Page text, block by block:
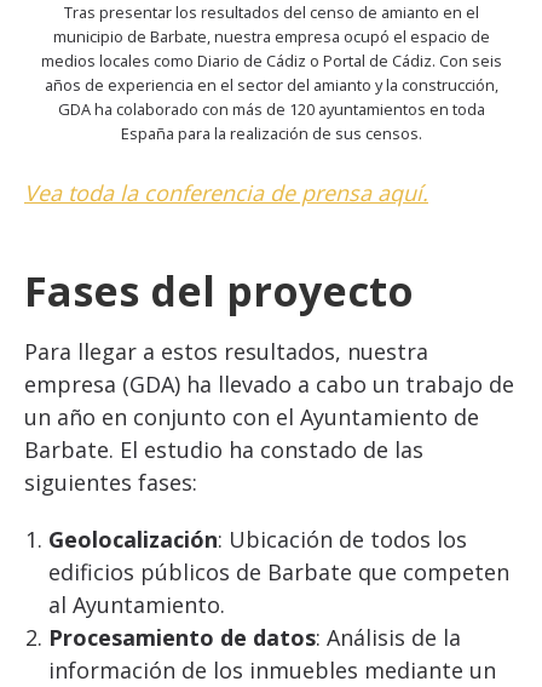
Tras presentar los resultados del censo de amianto en el
municipio de Barbate, nuestra empresa ocupó el espacio de
medios locales como Diario de Cádiz o Portal de Cádiz. Con seis
años de experiencia en el sector del amianto y la construcción,
GDA ha colaborado con más de 120 ayuntamientos en toda
España para la realización de sus censos.
Vea toda la conferencia de prensa aquí.
Fases del proyecto
Para llegar a estos resultados, nuestra
empresa (GDA) ha llevado a cabo un trabajo de
un año en conjunto con el Ayuntamiento de
Barbate. El estudio ha constado de las
siguientes fases:
Geolocalización: Ubicación de todos los
edificios públicos de Barbate que competen
al Ayuntamiento.
Procesamiento de datos: Análisis de la
información de los inmuebles mediante un